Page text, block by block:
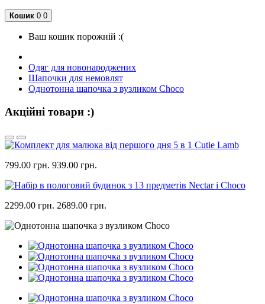
Кошик 0 0
Ваш кошик порожній :(
Одяг для новонароджених
Шапочки для немовлят
Однотонна шапочка з вузликом Choco
Акційні товари :)
799.00 грн. 939.00 грн.
2299.00 грн. 2689.00 грн.